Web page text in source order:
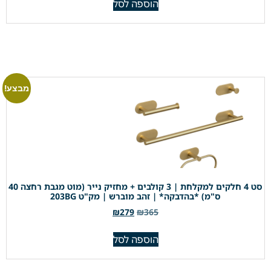
הוספה לסל
מבצע!
סט 4 חלקים למקלחת | 3 קולבים + מחזיק נייר (מוט מגבת רחצה 40
ס"מ) *בהדבקה* | זהב מוברש | מק"ט 203BG
₪365
₪279
הוספה לסל